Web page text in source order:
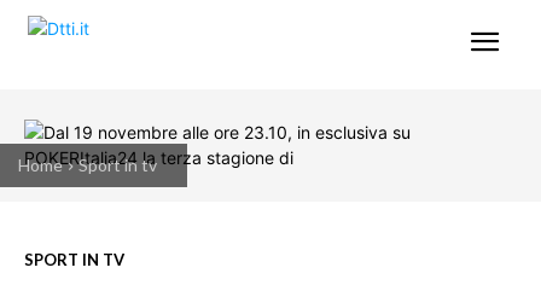
Home Sport in tv
SPORT IN TV